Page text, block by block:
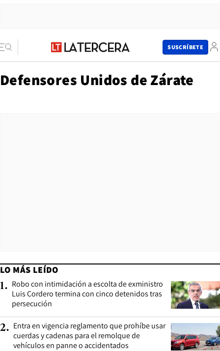
SUSCRÍBETE
Defensores Unidos de Zárate
LO MÁS LEÍDO
1. Robo con intimidación a escolta de exministro
Luis Cordero termina con cinco detenidos tras
persecución
2. Entra en vigencia reglamento que prohíbe usar
cuerdas y cadenas para el remolque de
vehículos en panne o accidentados